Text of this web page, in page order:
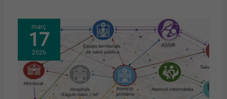
març
17
2026